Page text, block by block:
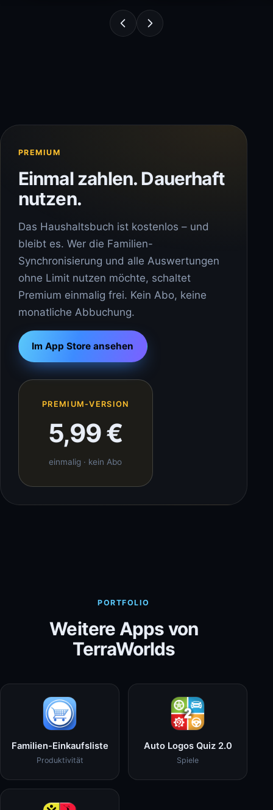
PREMIUM
Einmal zahlen. Dauerhaft
nutzen.
Das Haushaltsbuch ist kostenlos – und
bleibt es. Wer die Familien-
Synchronisierung und alle Auswertungen
ohne Limit nutzen möchte, schaltet
Premium einmalig frei. Kein Abo, keine
monatliche Abbuchung.
Im App Store ansehen
PREMIUM-VERSION
5,99 €
einmalig · kein Abo
PORTFOLIO
Weitere Apps von
TerraWorlds
Familien-Einkaufsliste
Produktivität
Auto Logos Quiz 2.0
Spiele